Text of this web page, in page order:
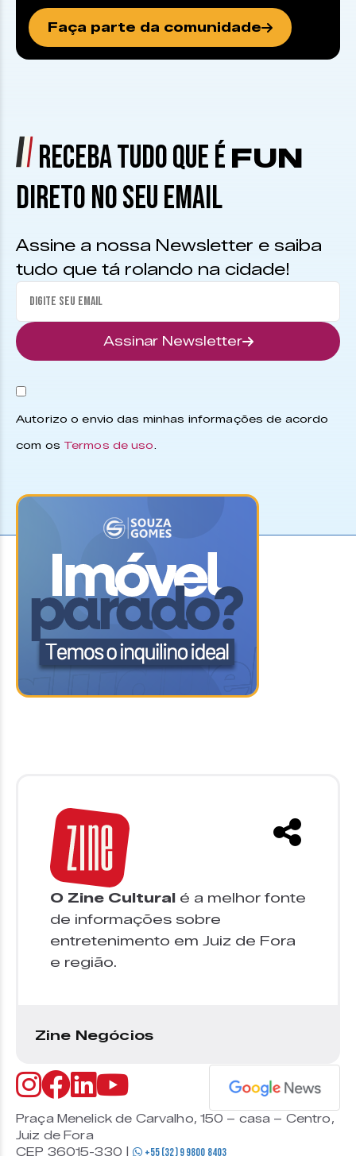
Faça parte da comunidade
RECEBA TUDO QUE É FUN
DIRETO NO SEU EMAIL
Assine a nossa Newsletter e saiba
tudo que tá rolando na cidade!
Assinar Newsletter
Autorizo o envio das minhas informações de acordo
com os Termos de uso.
O Zine Cultural é a melhor fonte
de informações sobre
entretenimento em Juiz de Fora
e região.
Zine Negócios
Praça Menelick de Carvalho, 150 – casa – Centro,
Juiz de Fora
CEP 36015-330 |
+55 (32) 9 9800 8403